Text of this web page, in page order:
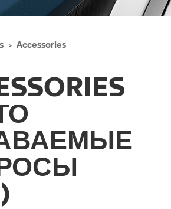
Accessories